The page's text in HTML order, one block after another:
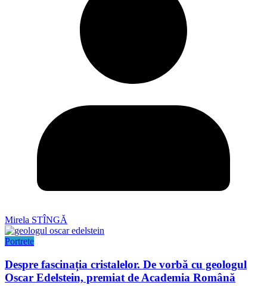
Mirela STÎNGĂ
Portrete
Despre fascinația cristalelor. De vorbă cu geologul
Oscar Edelstein, premiat de Academia Română